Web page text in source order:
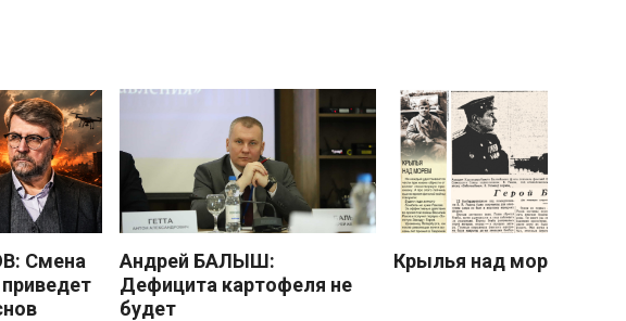
Смена
Андрей БАЛЫШ:
Дефицита картофеля не
будет
Крылья над морем